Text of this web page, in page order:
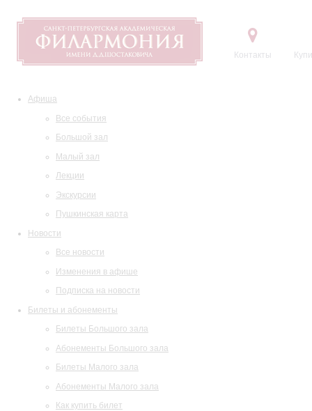
Контакты
Афиша
Все события
Большой зал
Малый зал
Лекции
Экскурсии
Пушкинская карта
Новости
Все новости
Изменения в афише
Подписка на новости
Билеты и абонементы
Билеты Большого зала
Абонементы Большого зала
Билеты Малого зала
Абонементы Малого зала
Как купить билет